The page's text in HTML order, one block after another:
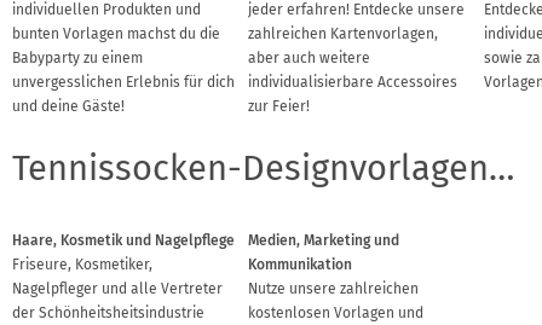
individuellen Produkten und
bunten Vorlagen machst du die
Babyparty zu einem
unvergesslichen Erlebnis für dich
und deine Gäste!
jeder erfahren! Entdecke unsere
zahlreichen Kartenvorlagen,
aber auch weitere
individualisierbare Accessoires
zur Feier!
sowie
Tennissocken-Designvorlagen für Branchen
Haare, Kosmetik und Nagelpflege
Friseure, Kosmetiker,
Nagelpfleger und alle Vertreter
der Schönheitsheitsindustrie
Medien, Marketing und
Kommunikation
Nutze unsere zahlreichen
kostenlosen Vorlagen und